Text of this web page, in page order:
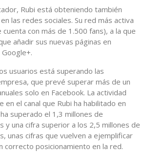
Rubi está obteniendo también
las redes sociales. Su red más activa
con más de 1.500 fans), a la que
añadir sus nuevas páginas en
usuarios está superando las
que prevé superar más de un
solo en Facebook. La actividad
en el canal que Rubi ha habilitado en
superado el 1,3 millones de
y una cifra superior a los 2,5 millones de
unas cifras que vuelven a ejemplificar
correcto posicionamiento en la red.